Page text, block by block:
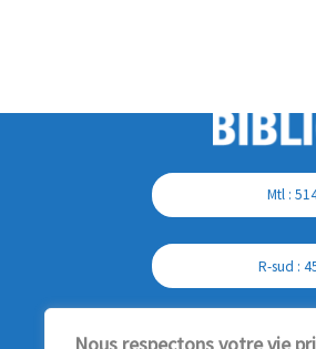
Mtl :
R-sud :
Cell :